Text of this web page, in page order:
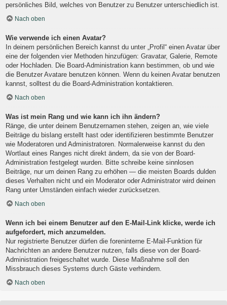
persönliches Bild, welches von Benutzer zu Benutzer unterschiedlich ist.
Nach oben
Wie verwende ich einen Avatar?
In deinem persönlichen Bereich kannst du unter „Profil“ einen Avatar über
eine der folgenden vier Methoden hinzufügen: Gravatar, Galerie, Remote
oder Hochladen. Die Board-Administration kann bestimmen, ob und wie
die Benutzer Avatare benutzen können. Wenn du keinen Avatar benutzen
kannst, solltest du die Board-Administration kontaktieren.
Nach oben
Was ist mein Rang und wie kann ich ihn ändern?
Ränge, die unter deinem Benutzernamen stehen, zeigen an, wie viele
Beiträge du bislang erstellt hast oder identifizieren bestimmte Benutzer
wie Moderatoren und Administratoren. Normalerweise kannst du den
Wortlaut eines Ranges nicht direkt ändern, da sie von der Board-
Administration festgelegt wurden. Bitte schreibe keine sinnlosen
Beiträge, nur um deinen Rang zu erhöhen — die meisten Boards dulden
dieses Verhalten nicht und ein Moderator oder Administrator wird deinen
Rang unter Umständen einfach wieder zurücksetzen.
Nach oben
Wenn ich bei einem Benutzer auf den E-Mail-Link klicke, werde ich
aufgefordert, mich anzumelden.
Nur registrierte Benutzer dürfen die foreninterne E-Mail-Funktion für
Nachrichten an andere Benutzer nutzen, falls diese von der Board-
Administration freigeschaltet wurde. Diese Maßnahme soll den
Missbrauch dieses Systems durch Gäste verhindern.
Nach oben